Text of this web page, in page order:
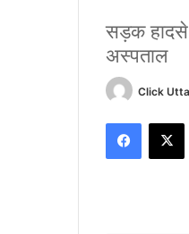
सड़क हादसे
अस्पताल
Click